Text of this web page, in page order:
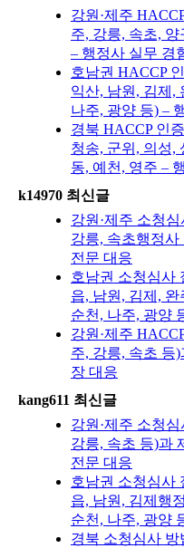
강원·제주
주, 강릉, 속초,
– 행정사 실무 경
호남권 HACCP
익산, 남원, 김제,
나주, 광양 등) –
경북 HACCP 인
청송, 군위, 의성,
동, 예천, 영주 –
k14970 최신글
강원·제주 소청
강릉, 속초행정사
전문 대응
호남권 소청심사
읍, 남원, 김제,
순천, 나주, 광양
강원·제주
주, 강릉, 속초 등
장 대응
kang611 최신글
강원·제주 소청
강릉, 속초 등)과
전문 대응
호남권 소청심사
읍, 남원, 김제행
순천, 나주, 광양
경북 소청심사 방